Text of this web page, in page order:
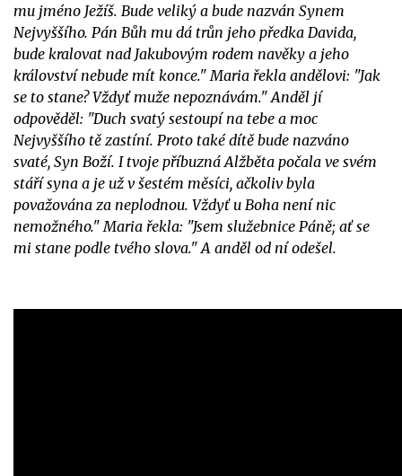
mu jméno Ježíš. Bude veliký a bude nazván Synem
Nejvyššího. Pán Bůh mu dá trůn jeho předka Davida,
bude kralovat nad Jakubovým rodem navěky a jeho
království nebude mít konce." Maria řekla andělovi: "Jak
se to stane? Vždyť muže nepoznávám." Anděl jí
odpověděl: "Duch svatý sestoupí na tebe a moc
Nejvyššího tě zastíní. Proto také dítě bude nazváno
svaté, Syn Boží. I tvoje příbuzná Alžběta počala ve svém
stáří syna a je už v šestém měsíci, ačkoliv byla
považována za neplodnou. Vždyť u Boha není nic
nemožného." Maria řekla: "Jsem služebnice Páně; ať se
mi stane podle tvého slova." A anděl od ní odešel.